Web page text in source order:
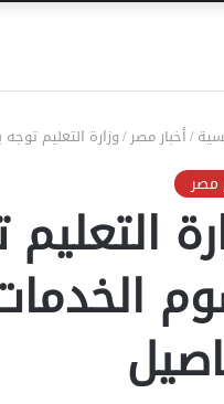
/أخبار مصر/وزارة التعليم
مصر